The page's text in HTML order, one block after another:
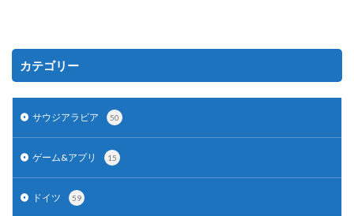
カテゴリー
サウジアラビア 50
ゲーム&アプリ 15
ドイツ 59